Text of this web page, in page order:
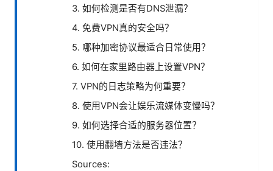
3. 如何检测是否有DNS泄漏？
4. 免费VPN真的安全吗？
5. 哪种加密协议最适合日常使用？
6. 如何在家里路由器上设置VPN？
7. VPN的日志策略为何重要？
8. 使用VPN会让娱乐流媒体变慢吗？
9. 如何选择合适的服务器位置？
10. 使用翻墙方法是否违法？
Sources: